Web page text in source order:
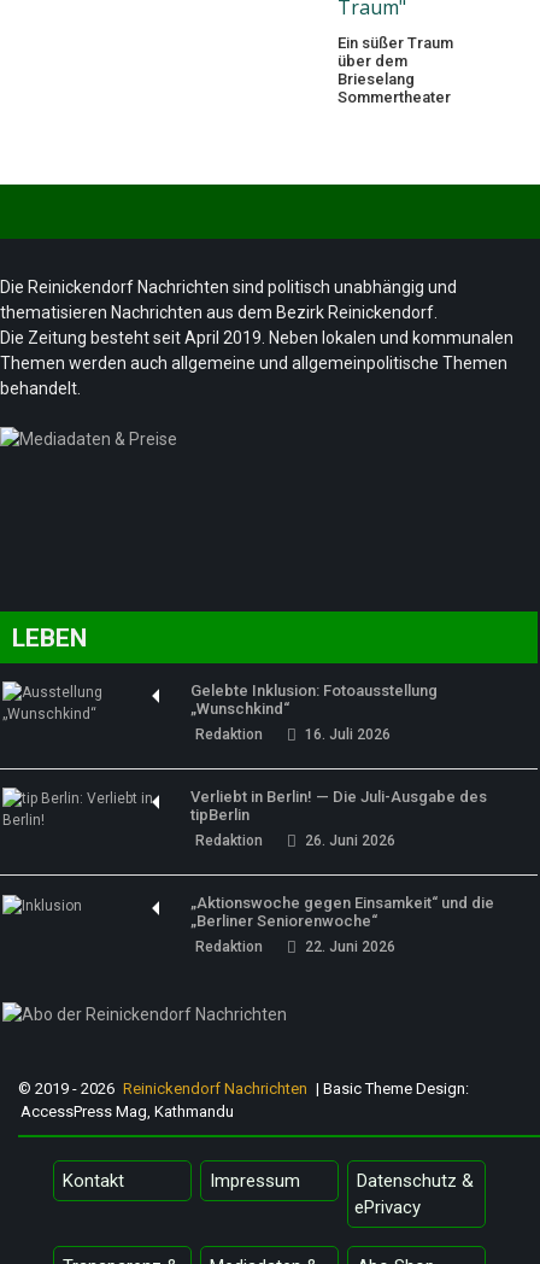
Ein süßer Traum
über dem
Brieselang
Sommertheater
Die Reinickendorf Nachrichten sind politisch unabhängig und
thematisieren Nachrichten aus dem Bezirk Reinickendorf.
Die Zeitung besteht seit April 2019. Neben lokalen und kommunalen
Themen werden auch allgemeine und allgemeinpolitische Themen
behandelt.
LEBEN
Gelebte Inklusion: Fotoausstellung
„Wunschkind“
Redaktion 16. Juli 2026
Verliebt in Berlin! — Die Juli-Ausgabe des
tipBerlin
Redaktion 26. Juni 2026
„Aktionswoche gegen Einsamkeit“ und die
„Berliner Seniorenwoche“
Redaktion 22. Juni 2026
© 2019 - 2026 Reinickendorf Nachrichten | Basic Theme Design:
AccessPress Mag, Kathmandu
Kontakt Impressum
Datenschutz &
ePrivacy